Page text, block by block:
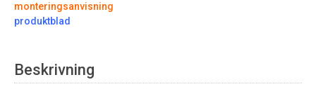
monteringsanvisning
produktblad
Beskrivning